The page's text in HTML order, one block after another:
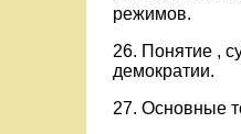
режимов.
26. Понятие ,
демократии.
27. Основные